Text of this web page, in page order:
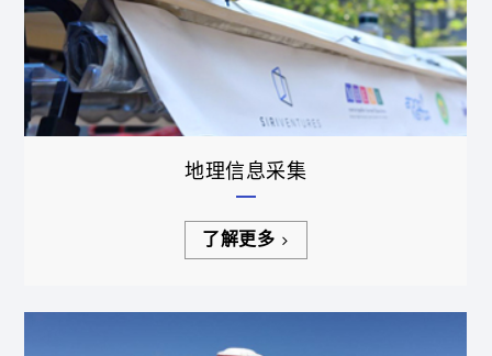
地理信息采集
了解更多